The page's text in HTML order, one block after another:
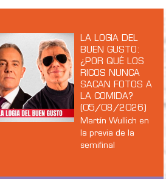
LA LOGIA DEL
BUEN GUSTO:
¿POR QUÉ LOS
RICOS NUNCA
SACAN FOTOS A
LA COMIDA?
(05/08/2026)
Martín Wullich en
la previa de la
semifinal